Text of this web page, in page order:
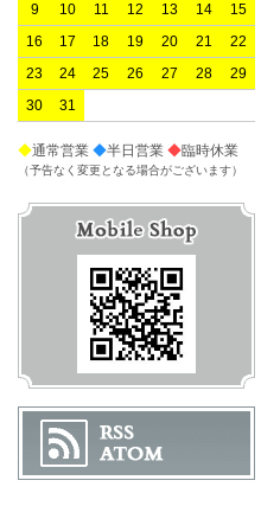
9
10 11 12 13 14
15
16
17 18 19 20 21
22
23
24 25 26 27 28
29
30
31
◆通常営業 ◆半日営業 ◆臨時休業
（予告なく変更となる場合がございます）